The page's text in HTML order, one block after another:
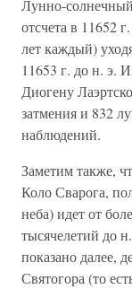
Лунно-
отсчета в 11652
лет каждый)
11653 г. до н. э.
Диогену
затмения и 832
наблюдений.
Заметим также,
Коло Сварога,
неба) идет от
тысячелетий до
показано далее,
Святогора (то